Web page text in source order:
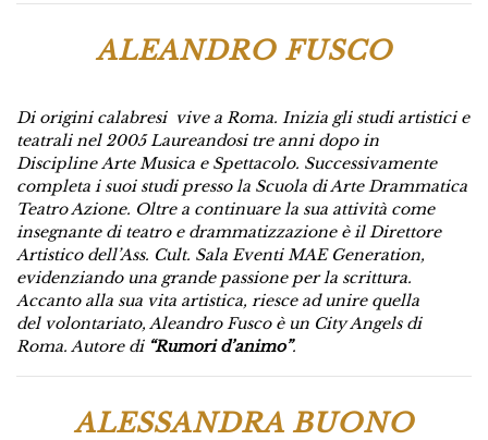
ALEANDRO FUSCO
Di origini calabresi vive a Roma. Inizia gli studi artistici e
teatrali nel 2005 Laureandosi tre anni dopo in
DisciplineArte Musica e Spettacolo. Successivamente
completa i suoi studi presso la Scuola di Arte Drammatica
Teatro Azione. Oltre a continuare la sua attività come
insegnante di teatro e drammatizzazione è il Direttore
Artistico dell’Ass. Cult. Sala EventiMAE Generation,
evidenziando una grande passione per la scrittura.
Accanto alla sua vita artistica, riesce ad unire quella
del volontariato, Aleandro Fusco è un City Angels di
Roma. Autore di “Rumori d’animo”.
ALESSANDRA BUONO